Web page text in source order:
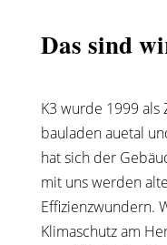
Das sind
K3 wurde 1999 als
bauladen auetal
hat sich der
mit uns werden
Effizienzwundern.
Klimaschutz am